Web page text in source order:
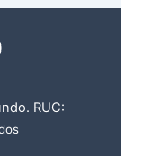
RUC: